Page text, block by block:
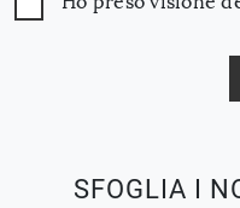
SFOGLIA I